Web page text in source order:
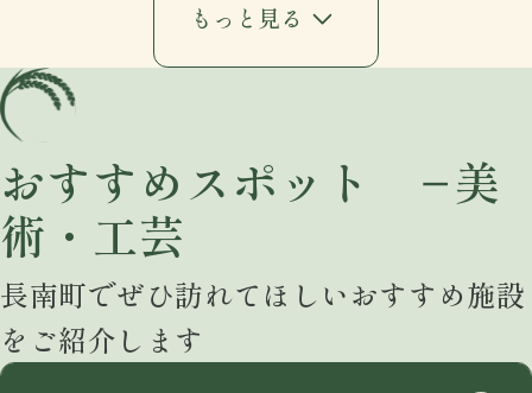
住所
〒297-0115
千葉県長生郡長南町千田227
google mapで開く
もっと見る
おすすめスポット −美
術・工芸
長南町でぜひ訪れてほしいおすすめ施設
をご紹介します